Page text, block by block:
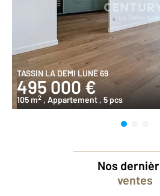
TASSIN LA DEMI LUNE 69
495 000 €
105 m2 , Appartement , 5 pcs
Nos
ventes